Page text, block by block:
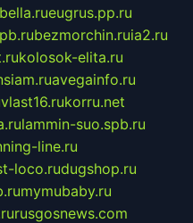
eugrus.pp.ru
bezmorchin.ruia2.ru
kolosok-elita.ru
avegainfo.ru
vlast16.rukorru.net
lammin-suo.spb.ru
line.ru
loco.rudugshop.ru
mymubaby.ru
rusgosnews.com